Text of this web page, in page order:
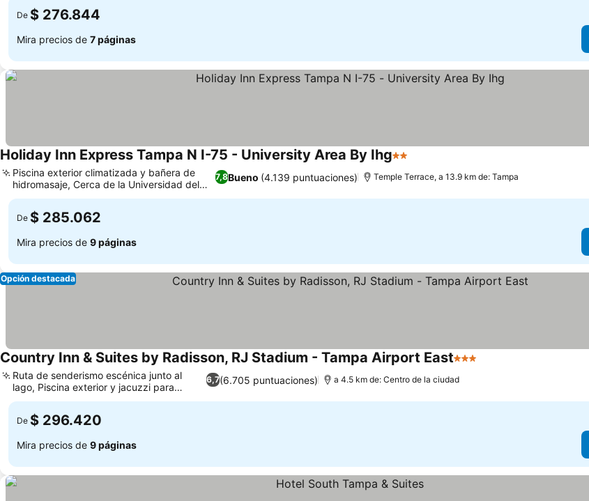
De $ 276.844
Mira precios de 7 páginas
Holiday Inn Express Tampa N I-75 - University Area By Ihg2 Estrellas
7,8Bueno (4.139 puntuaciones)
Piscina exterior climatizada y bañera de
hidromasaje, Cerca de la Universidad del
Sur de Florida
Temple Terrace, a 13.9 km de: Tampa
De $ 285.062
Mira precios de 9 páginas
Opción destacada
Country Inn & Suites by Radisson, RJ Stadium - Tampa Airport East3 Estrellas
6,7(6.705 puntuaciones)
Ruta de senderismo escénica junto al
lago, Piscina exterior y jacuzzi para
relajarte
a 4.5 km de: Centro de la ciudad
De $ 296.420
Mira precios de 9 páginas